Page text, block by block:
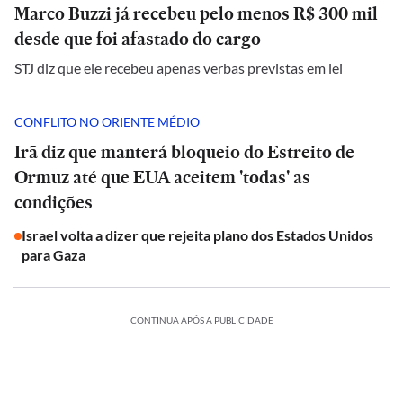
Marco Buzzi já recebeu pelo menos R$ 300 mil
desde que foi afastado do cargo
STJ diz que ele recebeu apenas verbas previstas em lei
CONFLITO NO ORIENTE MÉDIO
Irã diz que manterá bloqueio do Estreito de
Ormuz até que EUA aceitem 'todas' as
condições
Israel volta a dizer que rejeita plano dos Estados Unidos
para Gaza
CONTINUA APÓS A PUBLICIDADE